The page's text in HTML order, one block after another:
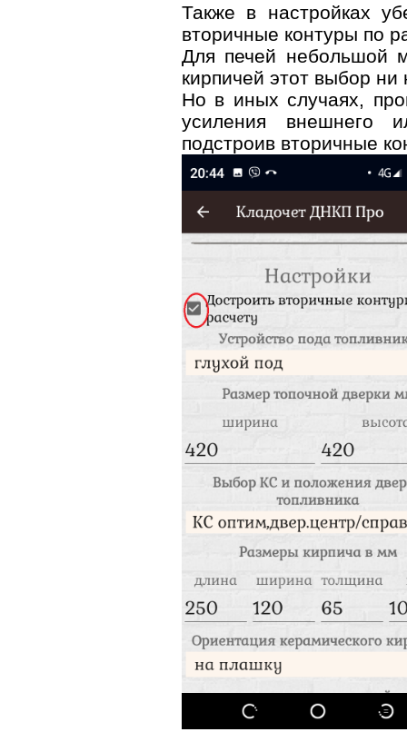
Также в настройках
вторичные контуры по
Для печей небольшой
кирпичей этот выбор ни
Но в иных случаях,
усиления внешнего
подстроив вторичные